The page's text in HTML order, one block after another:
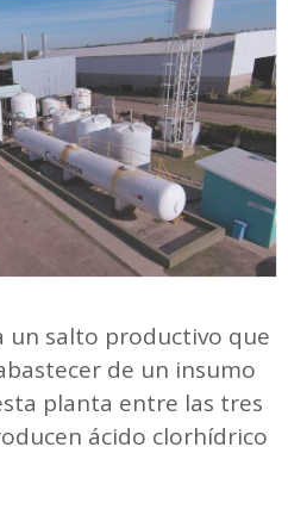
un salto productivo que
de un insumo
planta entre las tres
ácido clorhídrico